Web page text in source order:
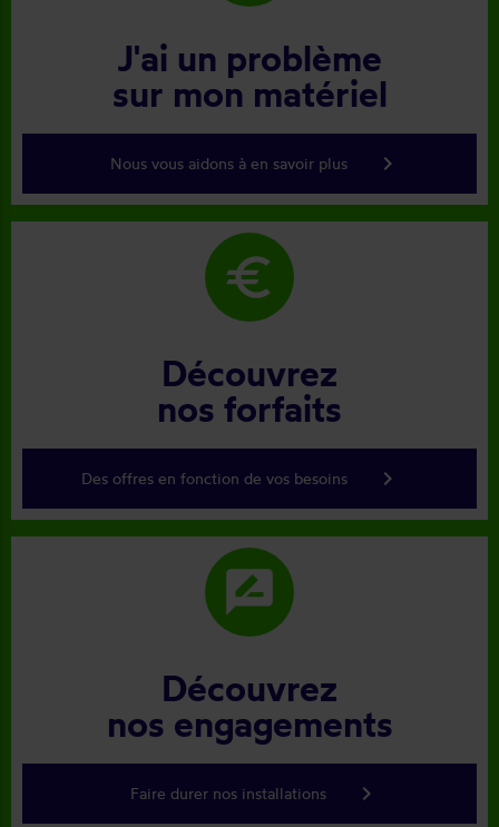
J'ai un problème
sur mon matériel
Nous vous aidons à en savoir plus keyboard_arrow_right
euro
Découvrez
nos forfaits
Des offres en fonction de vos besoins keyboard_arrow_right
rate_review
Découvrez
nos engagements
Faire durer nos installations keyboard_arrow_right